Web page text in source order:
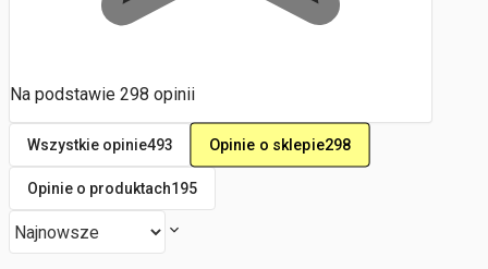
Na podstawie 298 opinii
Wszystkie opinie493 Opinie o sklepie298
Opinie o produktach195